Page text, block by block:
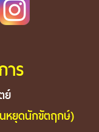
ร
ย์
หยุดนักขัตฤกษ์)